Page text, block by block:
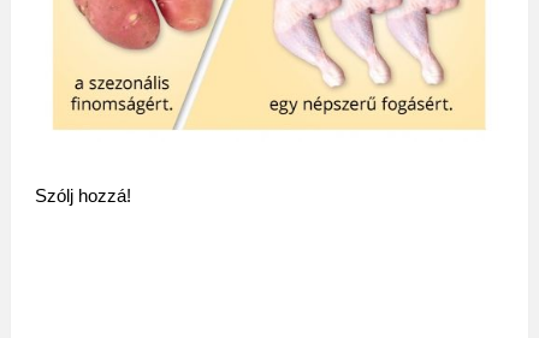
Szólj hozzá!